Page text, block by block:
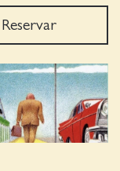
Reservar